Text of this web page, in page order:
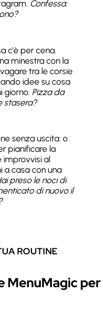
Confessa:
c'è per cena.
minestra con la
tra le corsie
idee su cosa
giorno. Pizza da
stasera?
senza uscita: o
pianificare la
al
a casa con una
preso le noci di
di nuovo il
ROUTINE
MenuMagic per